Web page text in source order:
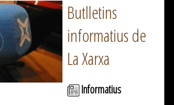
Butlletins
informatius de
La Xarxa
Informatius